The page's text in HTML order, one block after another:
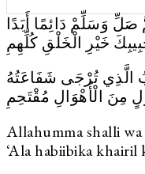
صَلِّ وَسَلِّمْ دَائِمًا أَبَدًا
خَيْرِ الْخَلْقِ كُلِّهِمِ
الَّذِي تُرْجَى شَفَاعَتُهُ
مِنَ الْأَهْوَالِ مُقْتَحِمِ
Allahumma shalli wa
‘Ala habiibika